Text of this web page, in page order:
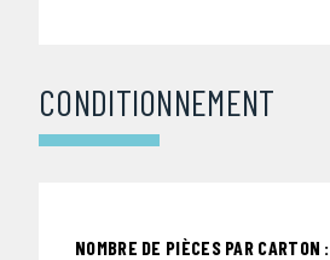
CONDITIONNEMENT
NOMBRE DE PIÈCES PAR CARTON :